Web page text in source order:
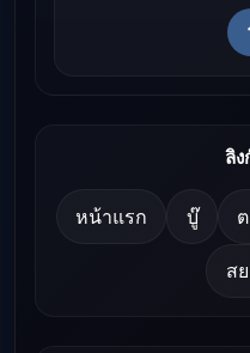
ลิ
หน้าแรก บู๊
ส